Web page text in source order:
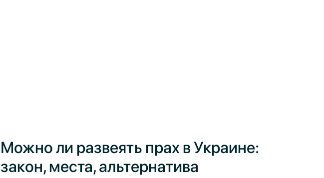
Можно ли развеять прах в Украине:
закон, места, альтернатива